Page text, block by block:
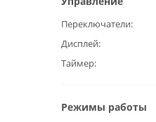
Переключатели
Дисплей
Таймер
Режимы работы